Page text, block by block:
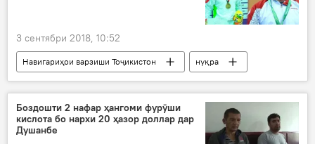
3 сентябри 2018, 10:52
Навигариҳои варзиши Тоҷикистон
нуқра
тим
Бозиҳои Осиёӣ
ҷамъбаст
Дар Тоҷикистон
Боздошти 2 нафар ҳангоми фурӯши
кислота бо нархи 20 ҳазор доллар дар
Душанбе